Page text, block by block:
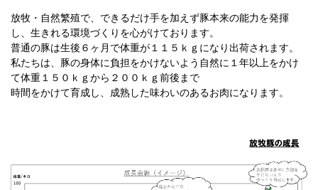
放牧・自然繁殖で、できるだけ手を加えず豚本来の能力を発揮
し、生きれる環境づくりを心がけております。
普通の豚は生後６ヶ月で体重が１１５ｋｇになり出荷されます。
私たちは、豚の身体に負担をかけないよう自然に１年以上をかけ
て体重１５０ｋｇから２００ｋｇ前後まで
時間をかけて育成し、成熟した味わいのあるお肉になります。